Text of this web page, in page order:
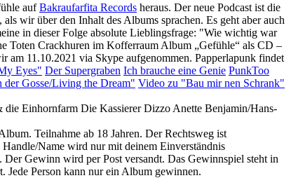
aufBakraufarfita Records heraus. Der neue Podcast ist die
wir über den Inhalt des Albums sprachen. Es geht aber auch
in dieser Folge absolute Lieblingsfrage: "Wie wichtig war
Toten Crackhuren im Kofferraum Album „Gefühle“ als CD –
am 11.10.2021 via Skype aufgenommen. Papperlapunk findet
Eyes" Der Supergraben Ich brauche eine Genie PunkToo
Gosse/Living the Dream" Video zu "Bau mir nen Schrank"
Einhornfarm Die Kassierer Dizzo Anette Benjamin/Hans-
Teilnahme ab 18 Jahren. Der Rechtsweg ist
Name wird nur mit deinem Einverständnis
Gewinn wird per Post versandt. Das Gewinnspiel steht in
Jede Person kann nur ein Album gewinnen.